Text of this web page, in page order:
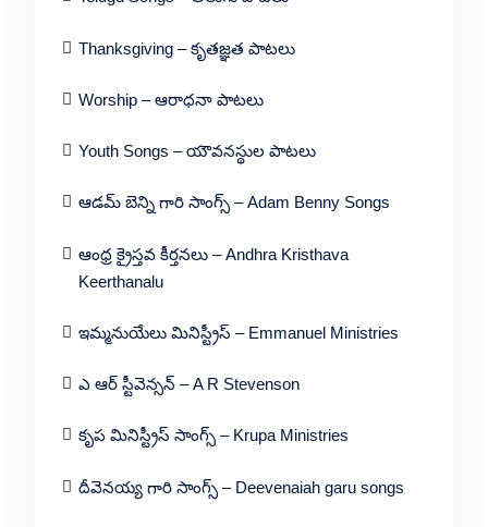
Thanksgiving – కృతజ్ఞత పాటలు
Worship – ఆరాధనా పాటలు
Youth Songs – యౌవనస్థుల పాటలు
ఆడమ్ బెన్ని గారి సాంగ్స్ – Adam Benny Songs
ఆంధ్ర క్రైస్తవ కీర్తనలు – Andhra Kristhava
Keerthanalu
ఇమ్మనుయేలు మినిస్ట్రీస్ – Emmanuel Ministries
ఎ ఆర్ స్టీవెన్సన్ – A R Stevenson
కృప మినిస్ట్రీస్ సాంగ్స్ – Krupa Ministries
దీవెనయ్య గారి సాంగ్స్ – Deevenaiah garu songs